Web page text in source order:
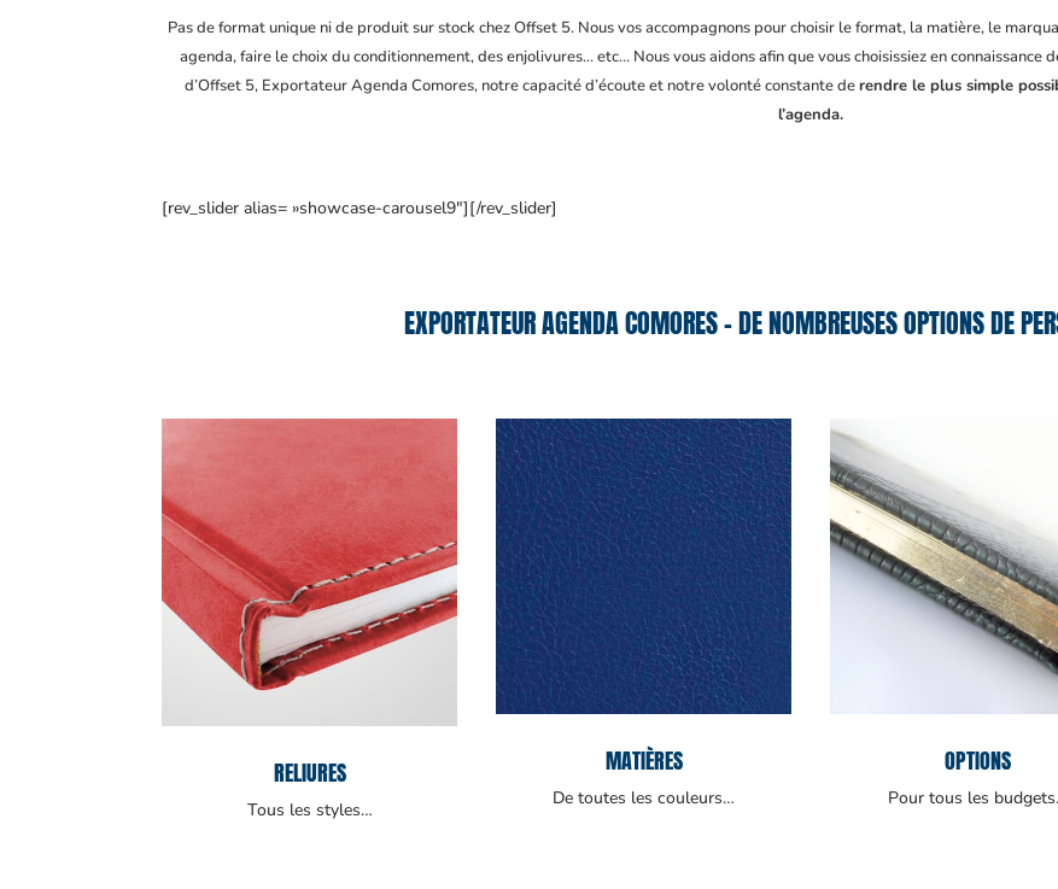
Pas de format unique ni de produit sur stock chez Offset 5. Nous vos accompagnons pour choisir le format, la matière, le
agenda, faire le choix du conditionnement, des enjolivures… etc… Nous vous aidons afin que vous choisissiez en
d’Offset 5, Exportateur Agenda Comores, notre capacité d’écoute et notre volonté constante derendre le plus simple
l’agenda.
[rev_slider alias= »showcase-carousel9″][/rev_slider]
EXPORTATEUR AGENDA COMORES – DE NOMBREUSES OPTIONS DE
RELIURES
Tous les styles…
MATIÈRES
De toutes les couleurs…
OPTIONS
Pour tous les